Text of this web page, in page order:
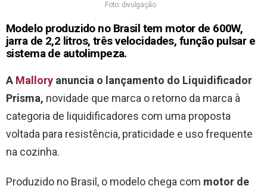
Foto: divulgação
Modelo produzido no Brasil tem motor de 600W,
jarra de 2,2 litros, três velocidades, função pulsar e
sistema de autolimpeza.
A Mallory anuncia o lançamento do Liquidificador
Prisma, novidade que marca o retorno da marca à
categoria de liquidificadores com uma proposta
voltada para resistência, praticidade e uso frequente
na cozinha.
Produzido no Brasil, o modelo chega com motor de